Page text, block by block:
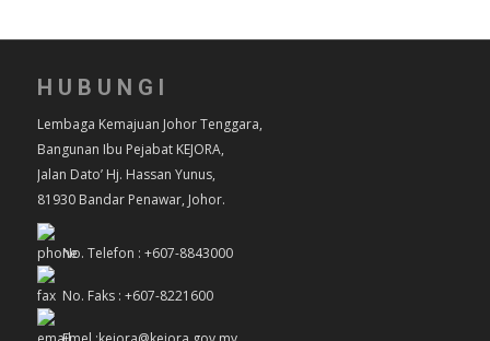
HUBUNGI
Lembaga Kemajuan Johor Tenggara,
Bangunan Ibu Pejabat KEJORA,
Jalan Dato’ Hj. Hassan Yunus,
81930 Bandar Penawar, Johor.
No. Telefon : +607-8843000
No. Faks : +607-8221600